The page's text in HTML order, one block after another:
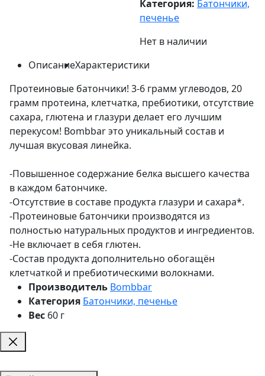
Категория: Батончики,
печенье
Нет в наличии
ОписаниеХарактеристики
Протеиновые батончики! 3-6 грамм углеводов, 20
грамм протеина, клетчатка, пребиотики, отсутствие
сахара, глютена и глазури делает его лучшим
перекусом! Bombbar это уникальный состав и
лучшая вкусовая линейка.
-Повышенное содержание белка высшего качества
в каждом батончике.
-Отсутствие в составе продукта глазури и сахара*.
-Протеиновые батончики производятся из
полностью натуральных продуктов и ингредиентов.
-Не включает в себя глютен.
-Состав продукта дополнительно обогащён
клетчаткой и пребиотическими волокнами.
Производитель Bombbar
Категория Батончики, печенье
Вес 60 г